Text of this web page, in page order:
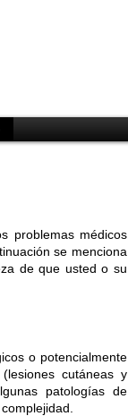
problemas médicos
se menciona
de que usted o su
o potencialmente
cutáneas y
patologías de